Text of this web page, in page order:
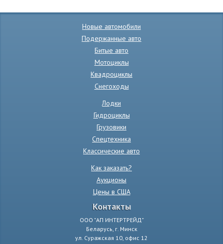
Новые автомобили
Подержанные авто
Битые авто
Мотоциклы
Квадроциклы
Снегоходы
Лодки
Гидроциклы
Грузовики
Спецтехника
Классические авто
Как заказать?
Аукционы
Цены в США
Контакты
ООО "АП ИНТЕРТРЕЙД"
Беларусь, г. Минск
ул. Суражская 10, офис 12